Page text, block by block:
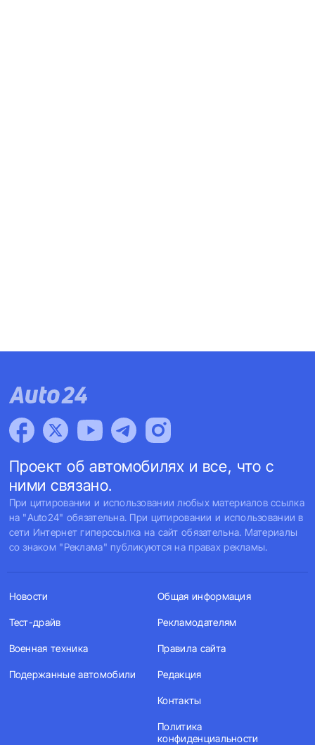
Проект об автомобилях и все, что с
ними связано.
При цитировании и использовании любых материалов ссылка
на "Auto24" обязательна. При цитировании и использовании в
сети Интернет гиперссылка на сайт обязательна. Материалы
со знаком "Реклама" публикуются на правах рекламы.
Новости
Тест-драйв
Военная техника
Подержанные автомобили
Общая информация
Рекламодателям
Правила сайта
Редакция
Контакты
Политика
конфиденциальности